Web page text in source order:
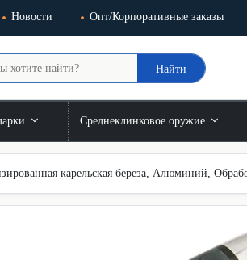
Новости Опт/Корпоративные заказы
Найти
Среднеклинковое оружие
карельская береза, Алюминий,